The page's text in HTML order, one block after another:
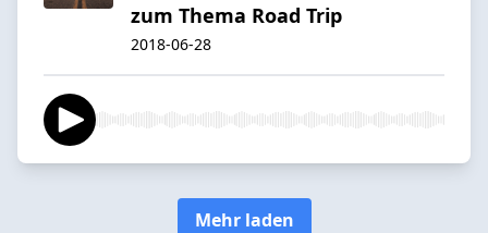
zum Thema Road Trip
2018-06-28
Mehr laden